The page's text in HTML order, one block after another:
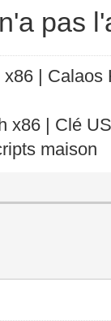
pas
|
x86 | Clé
maison